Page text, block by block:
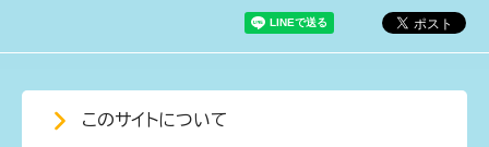
このサイトについて